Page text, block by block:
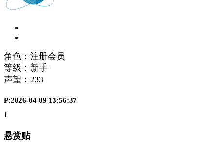
角色：注册会员
等级：新手
声望： 233
P:2026-04-09 13:56:37
1
悬赏贴